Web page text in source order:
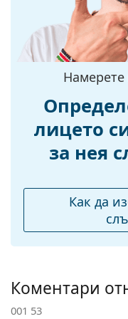
рамката:
Размер:
Ширина:
рамото:
моста:
подложки за нос:
Кутия:
лицето
за нея
Как да
Коментари
001 53